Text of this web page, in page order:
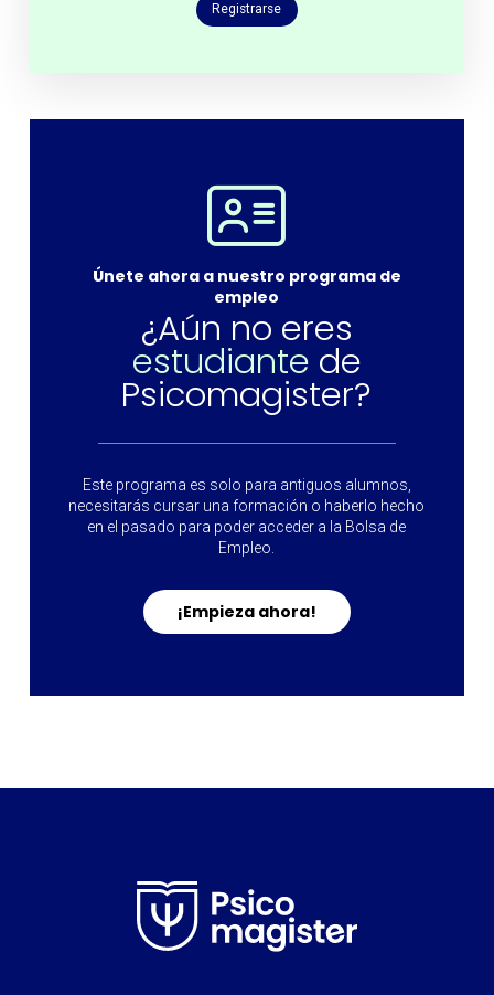
Registrarse
Únete ahora a nuestro programa de
empleo
¿Aún no eres
estudiante de
Psicomagister?
Este programa es solo para antiguos alumnos,
necesitarás cursar una formación o haberlo hecho
en el pasado para poder acceder a la Bolsa de
Empleo.
¡Empieza ahora!